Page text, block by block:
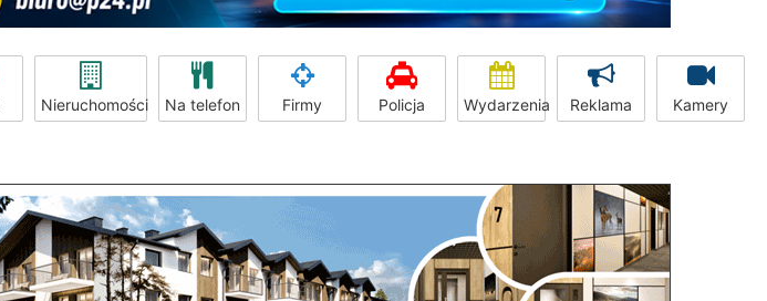
Nieruchomości Na telefon Firmy Policja Wydarzenia Reklama Kamery